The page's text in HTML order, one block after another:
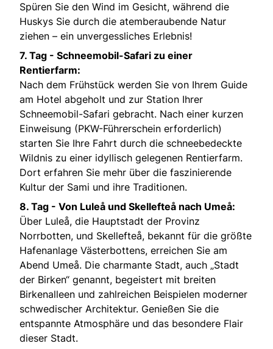
Spüren Sie den Wind im Gesicht, während die
Huskys Sie durch die atemberaubende Natur
ziehen – ein unvergessliches Erlebnis!
7. Tag - Schneemobil-Safari zu einer
Rentierfarm:
Nach dem Frühstück werden Sie von Ihrem Guide
am Hotel abgeholt und zur Station Ihrer
Schneemobil-Safari gebracht. Nach einer kurzen
Einweisung (PKW-Führerschein erforderlich)
starten Sie Ihre Fahrt durch die schneebedeckte
Wildnis zu einer idyllisch gelegenen Rentierfarm.
Dort erfahren Sie mehr über die faszinierende
Kultur der Sami und ihre Traditionen.
8. Tag - Von Luleå und Skellefteå nach Umeå:
Über Luleå, die Hauptstadt der Provinz
Norrbotten, und Skellefteå, bekannt für die größte
Hafenanlage Västerbottens, erreichen Sie am
Abend Umeå. Die charmante Stadt, auch „Stadt
der Birken“ genannt, begeistert mit breiten
Birkenalleen und zahlreichen Beispielen moderner
schwedischer Architektur. Genießen Sie die
entspannte Atmosphäre und das besondere Flair
dieser Stadt.